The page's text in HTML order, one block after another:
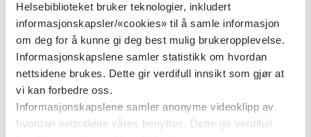
Helsebiblioteket bruker teknologier, inkludert
informasjonskapsler/«cookies» til å samle informasjon
om deg for å kunne gi deg best mulig brukeropplevelse.
Informasjonskapslene samler statistikk om hvordan
nettsidene brukes. Dette gir verdifull innsikt som gjør at
vi kan forbedre oss.
Informasjonskapslene samler anonyme videoklipp av
hvordan nettsidene våres benyttes. Dette gir verdifull
Samarbeid mellom helsesykepleier
og lege: Helsesykepleier og lege
bør samarbeide om forberedelser
og oppfølgning av alle
helseundersøkelser der lege er
tilstede